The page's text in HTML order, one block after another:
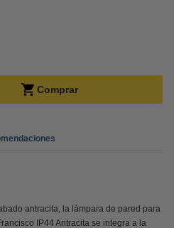
Comprar
antracita, la lámpara de pared para
IP44 Antracita se integra a la